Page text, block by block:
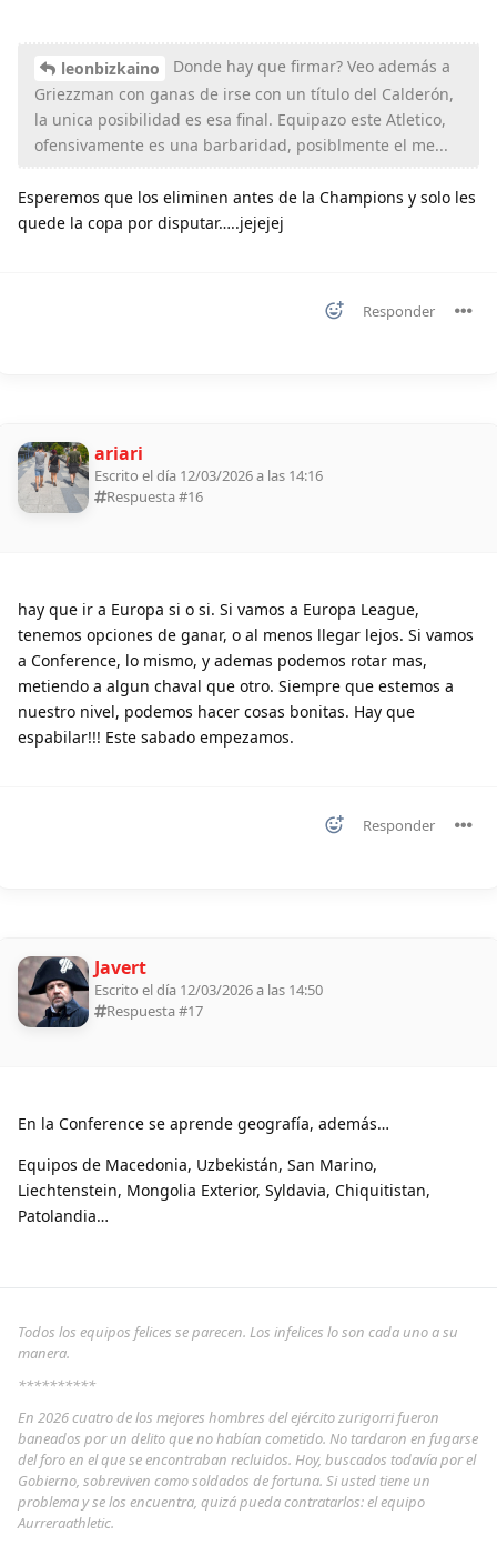
leonbizkaino
Donde hay que firmar? Veo además a
Griezzman con ganas de irse con un título del Calderón,
la unica posibilidad es esa final. Equipazo este Atletico,
ofensivamente es una barbaridad, posiblmente el me...
Esperemos que los eliminen antes de la Champions y solo les
quede la copa por disputar…..jejejej
Responder
ariari
Escrito el día 12/03/2026 a las 14:16
Respuesta #16
hay que ir a Europa si o si. Si vamos a Europa League,
tenemos opciones de ganar, o al menos llegar lejos. Si vamos
a Conference, lo mismo, y ademas podemos rotar mas,
metiendo a algun chaval que otro. Siempre que estemos a
nuestro nivel, podemos hacer cosas bonitas. Hay que
espabilar!!! Este sabado empezamos.
Responder
Javert
Escrito el día 12/03/2026 a las 14:50
Respuesta #17
En la Conference se aprende geografía, además…
Equipos de Macedonia, Uzbekistán, San Marino,
Liechtenstein, Mongolia Exterior, Syldavia, Chiquitistan,
Patolandia…
Todos los equipos felices se parecen. Los infelices lo son cada uno a su
manera.
**********
En 2026 cuatro de los mejores hombres del ejército zurigorri fueron
baneados por un delito que no habían cometido. No tardaron en fugarse
del foro en el que se encontraban recluidos. Hoy, buscados todavía por el
Gobierno, sobreviven como soldados de fortuna. Si usted tiene un
problema y se los encuentra, quizá pueda contratarlos: el equipo
Aurreraathletic.